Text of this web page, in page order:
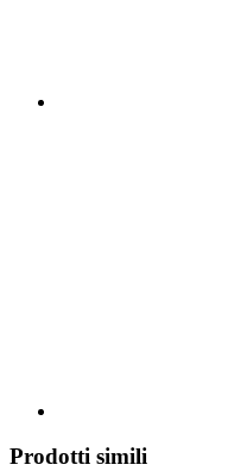
Prodotti simili